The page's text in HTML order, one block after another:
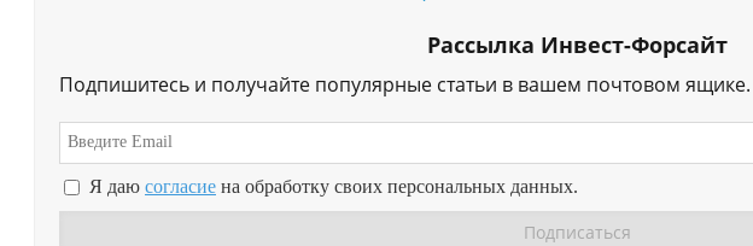
Рассылка Инвест-Форсайт
Подпишитесь и получайте популярные статьи в вашем почтовом ящике.
Я даю согласие на обработку своих персональных данных.